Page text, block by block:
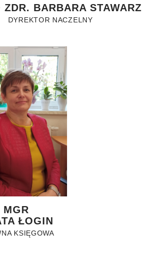
ZDR. BARBARA STAWARZ
DYREKTOR NACZELNY
MGR
ŁOGIN
KSIĘGOWA